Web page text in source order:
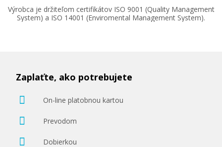
Výrobca je držiteľom certifikátov ISO 9001 (Quality Management
System) a ISO 14001 (Enviromental Management System).
Zaplaťte, ako potrebujete
On-line platobnou kartou
Prevodom
Dobierkou